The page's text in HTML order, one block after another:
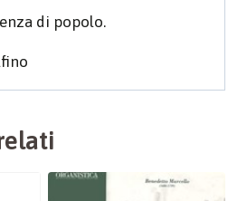
di popolo.